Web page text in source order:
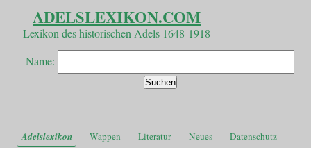
ADELSLEXIKON.COM
Lexikon des historischen Adels 1648-1918
Name:
Adelslexikon Wappen Literatur Neues Datenschutz